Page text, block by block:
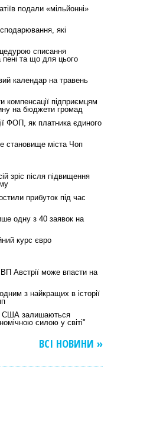
подали «мільйонні»
які
списання
та що для цього
календар на травень
компенсації підприємцям
на бюджети громад
ФОП, як платника єдиного
становище міста Чоп
зріс після підвищення
прибуток під час
одну з 40 заявок на
курс євро
Австрії може впасти на
з найкращих в історії
США залишаються
силою у світі"
ВСІ НОВИНИ »